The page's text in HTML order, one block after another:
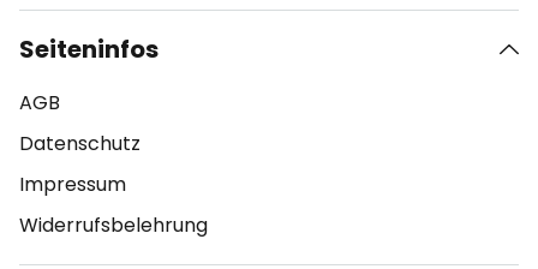
Seiteninfos
AGB
Datenschutz
Impressum
Widerrufsbelehrung